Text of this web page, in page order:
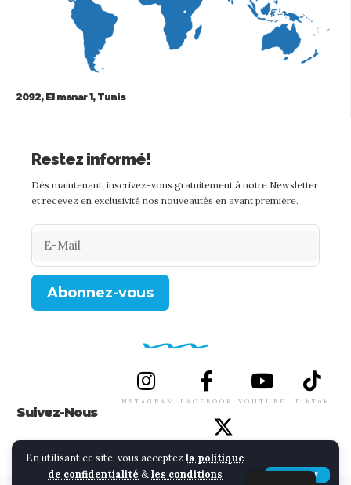
En utilisant ce site, vous acceptez la politique
de confidentialité & les conditions
Accepter
2092, El manar 1, Tunis
Restez informé!
Dès maintenant, inscrivez-vous gratuitement à notre Newsletter
et recevez en exclusivité nos nouveautés en avant première.
Suivez-Nous
INSTAGRAM FACEBOOK YOUTUBE TikTok